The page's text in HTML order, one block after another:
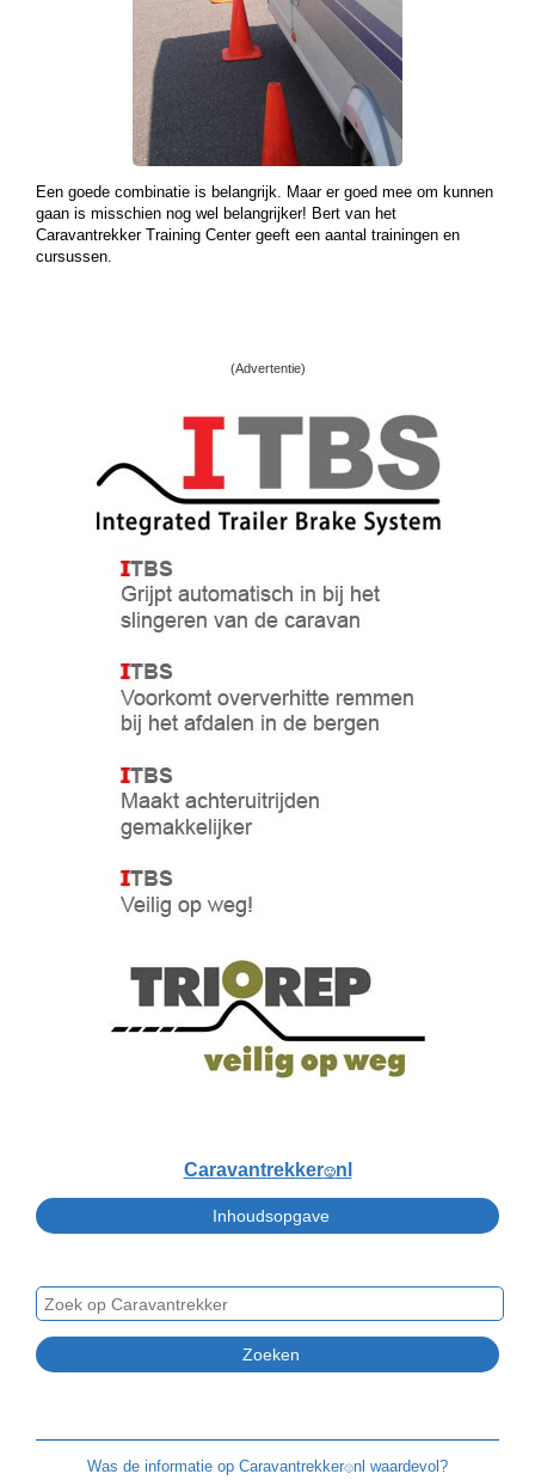
Een goede combinatie is belangrijk. Maar er goed mee om kunnen
gaan is misschien nog wel belangrijker! Bert van het
Caravantrekker Training Center geeft een aantal trainingen en
cursussen.
(Advertentie)
Caravantrekker🙂nl
Was de informatie op Caravantrekker🙂nl waardevol?